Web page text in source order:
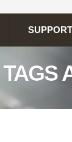
SUPPORT
TAGS